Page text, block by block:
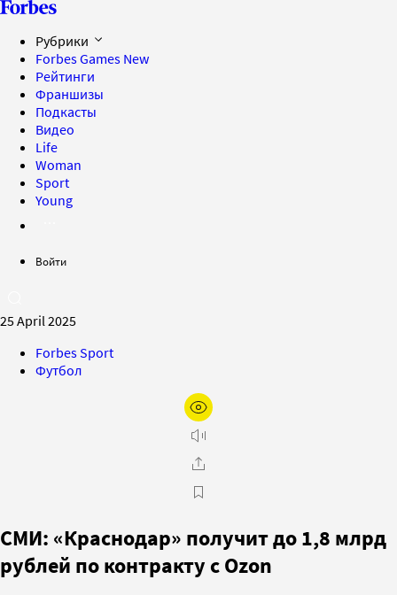
Рубрики
Forbes Games New
Рейтинги
Франшизы
Подкасты
Видео
Life
Woman
Sport
Young
Войти
25 April 2025
Forbes Sport
Футбол
СМИ: «Краснодар» получит до 1,8 млрд
рублей по контракту с Ozon